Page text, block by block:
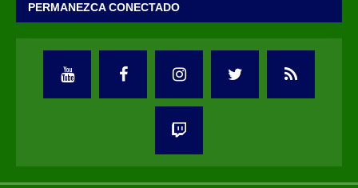
PERMANEZCA CONECTADO